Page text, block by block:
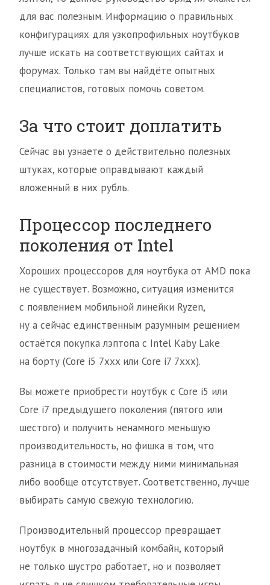
для вас полезным. Информацию о правильных
конфигурациях для узкопрофильных ноутбуков
лучше искать на соответствующих сайтах и
форумах. Только там вы найдёте опытных
специалистов, готовых помочь советом.
За что стоит доплатить
Сейчас вы узнаете о действительно полезных
штуках, которые оправдывают каждый
вложенный в них рубль.
Процессор последнего
поколения от Intel
Хороших процессоров для ноутбука от AMD пока
не существует. Возможно, ситуация изменится
с появлением мобильной линейки Ryzen,
ну а сейчас единственным разумным решением
остаётся покупка лэптопа с Intel Kaby Lake
на борту (Core i5 7xxx или Core i7 7xxx).
Вы можете приобрести ноутбук с Core i5 или
Core i7 предыдущего поколения (пятого или
шестого) и получить ненамного меньшую
производительность, но фишка в том, что
разница в стоимости между ними минимальная
либо вообще отсутствует. Соответственно, лучше
выбирать самую свежую технологию.
Производительный процессор превращает
ноутбук в многозадачный комбайн, который
не только шустро работает, но и позволяет